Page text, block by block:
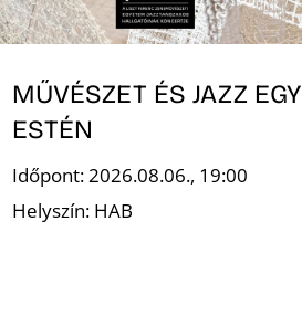
MŰVÉSZET ÉS JAZZ EGY
ESTÉN
Időpont: 2026.08.06., 19:00
Helyszín: HAB